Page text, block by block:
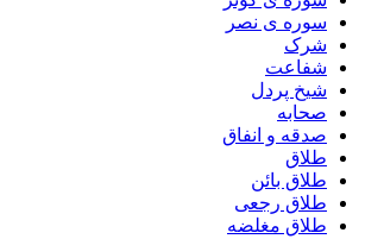
سوره ی نصر
شرک
شفاعت
شیخ پردل
صحابه
صدقه و انفاق
طلاق
طلاق بائن
طلاق رجعی
طلاق مغلضه